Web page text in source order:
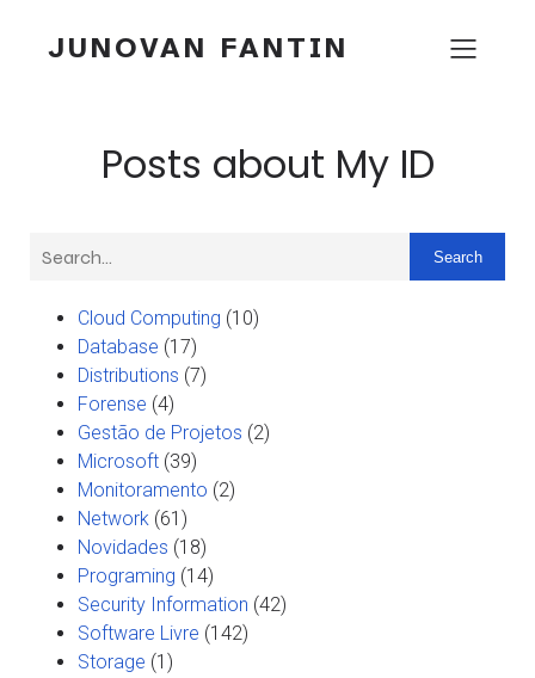
JUNOVAN FANTIN
Posts about My ID
Search
Cloud Computing (10)
Database (17)
Distributions (7)
Forense (4)
Gestão de Projetos (2)
Microsoft (39)
Monitoramento (2)
Network (61)
Novidades (18)
Programing (14)
Security Information (42)
Software Livre (142)
Storage (1)